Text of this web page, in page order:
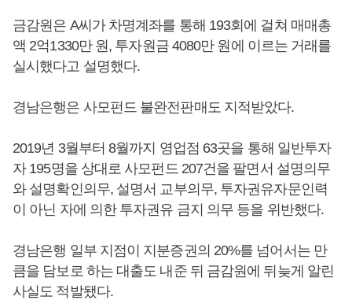
금감원은 A씨가 차명계좌를 통해 193회에 걸쳐 매매총
액 2억1330만 원, 투자원금 4080만 원에 이르는 거래를
실시했다고 설명했다.
경남은행은 사모펀드 불완전판매도 지적받았다.
2019년 3월부터 8월까지 영업점 63곳을 통해 일반투자
자 195명을 상대로 사모펀드 207건을 팔면서 설명의무
와 설명확인의무, 설명서 교부의무, 투자권유자문인력
이 아닌 자에 의한 투자권유 금지 의무 등을 위반했다.
경남은행 일부 지점이 지분증권의 20%를 넘어서는 만
큼을 담보로 하는 대출도 내준 뒤 금감원에 뒤늦게 알린
사실도 적발됐다.